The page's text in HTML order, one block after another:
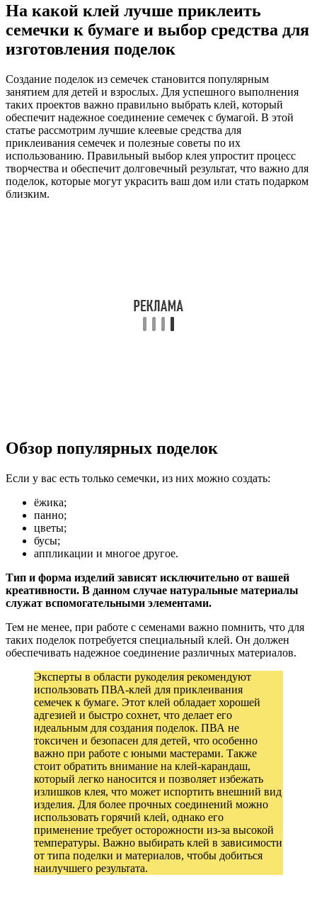
На какой клей лучше приклеить
семечки к бумаге и выбор средства для
изготовления поделок
Создание поделок из семечек становится популярным
занятием для детей и взрослых. Для успешного выполнения
таких проектов важно правильно выбрать клей, который
обеспечит надежное соединение семечек с бумагой. В этой
статье рассмотрим лучшие клеевые средства для
приклеивания семечек и полезные советы по их
использованию. Правильный выбор клея упростит процесс
творчества и обеспечит долговечный результат, что важно для
поделок, которые могут украсить ваш дом или стать подарком
близким.
Обзор популярных поделок
Если у вас есть только семечки, из них можно создать:
ёжика;
панно;
цветы;
бусы;
аппликации и многое другое.
Тип и форма изделий зависят исключительно от вашей
креативности. В данном случае натуральные материалы
служат вспомогательными элементами.
Тем не менее, при работе с семенами важно помнить, что для
таких поделок потребуется специальный клей. Он должен
обеспечивать надежное соединение различных материалов.
Эксперты в области рукоделия рекомендуют
использовать ПВА-клей для приклеивания
семечек к бумаге. Этот клей обладает хорошей
адгезией и быстро сохнет, что делает его
идеальным для создания поделок. ПВА не
токсичен и безопасен для детей, что особенно
важно при работе с юными мастерами. Также
стоит обратить внимание на клей-карандаш,
который легко наносится и позволяет избежать
излишков клея, что может испортить внешний вид
изделия. Для более прочных соединений можно
использовать горячий клей, однако его
применение требует осторожности из-за высокой
температуры. Важно выбирать клей в зависимости
от типа поделки и материалов, чтобы добиться
наилучшего результата.